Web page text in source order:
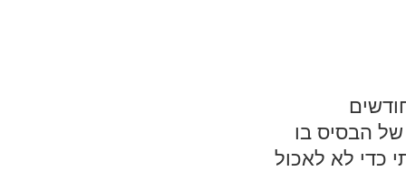
של הבסיס בו
כדי לא לאכול